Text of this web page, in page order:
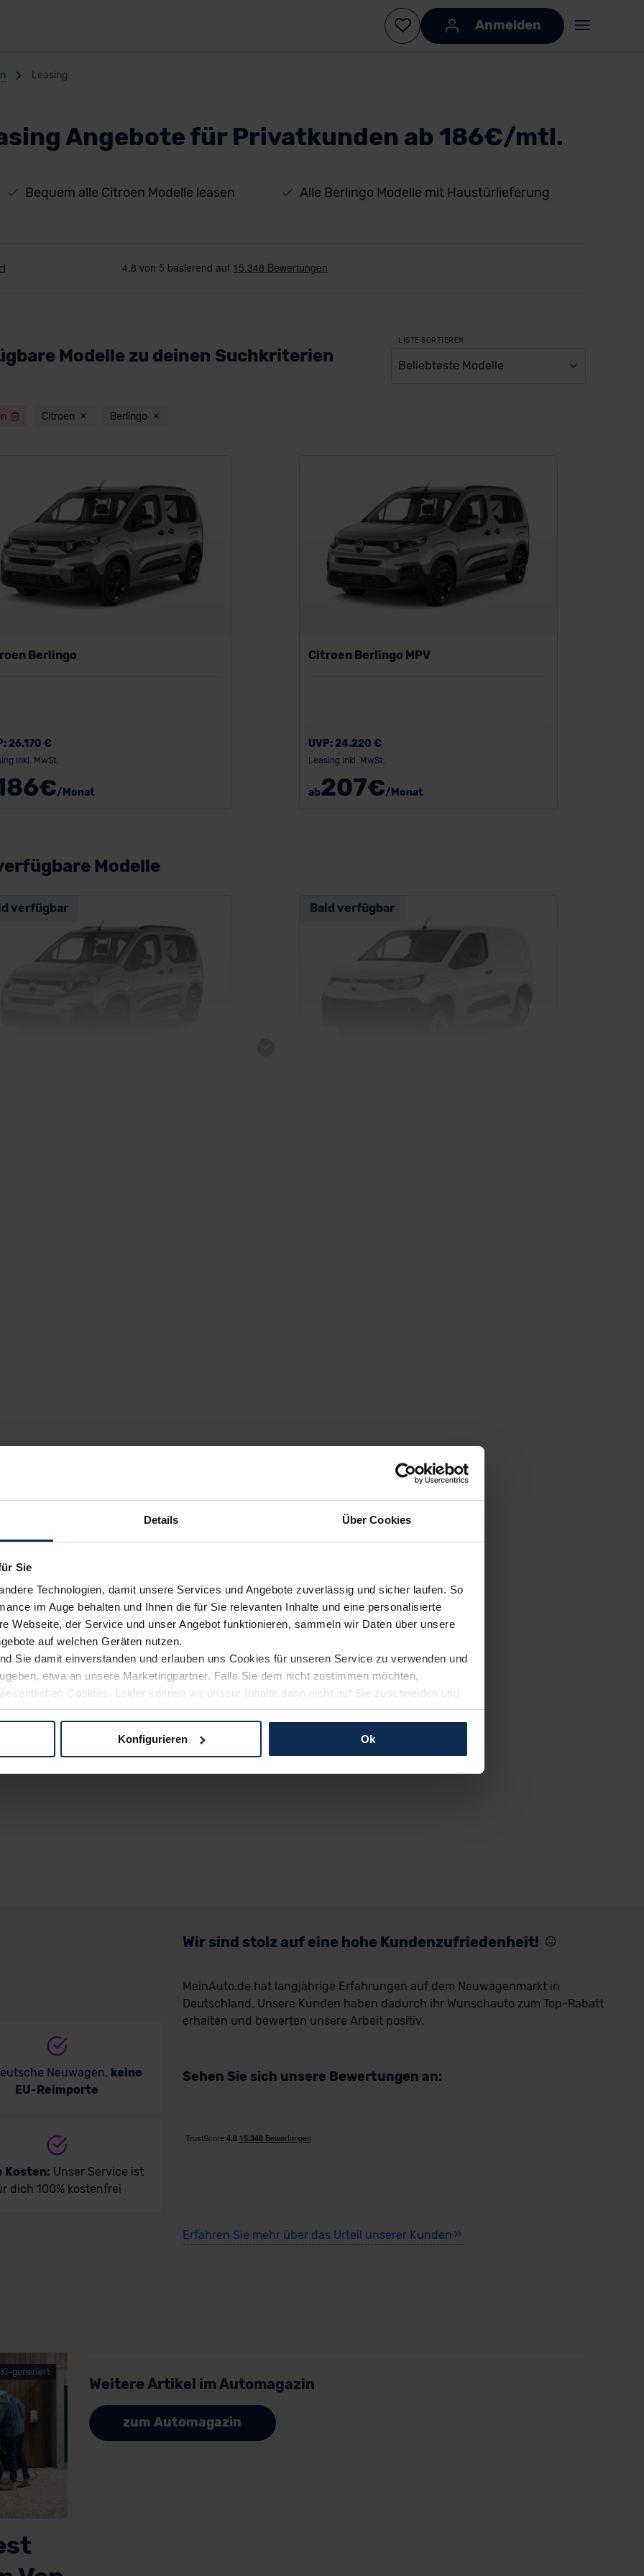
Details Über Cookies
Sie
Technologien, damit unsere Services und Angebote zuverlässig und sicher laufen. So
im Auge behalten und Ihnen die für Sie relevanten Inhalte und eine personalisierte
Webseite, der Service und unser Angebot funktionieren, sammeln wir Daten über unsere
auf welchen Geräten nutzen.
Sie damit einverstanden und erlauben uns Cookies für unseren Service zu verwenden und
etwa an unsere Marketingpartner. Falls Sie dem nicht zustimmen möchten,
Cookies. Leider können wir unsere Inhalte dann nicht auf Sie zuschneiden und
Weg zu Ihrem Neuwagen unterstützen. Sie können die Einstellungen jederzeit anpassen
Konfigurieren Ok
Anmelden
Leasing
Angebote für Privatkunden ab 186€/mtl.
Bequem alle Citroen Modelle leasen Alle Berlingo Modelle mit Haustürlieferung
Modelle zu deinen Suchkriterien
LISTE SORTIEREN
Beliebteste Modelle
Citroen Berlingo
Berlingo
26.170 €
inkl. MwSt.
€/Monat
Citroen Berlingo MPV
UVP:24.220 €
Leasing inkl. MwSt.
ab207€/Monat
Modelle
verfügbar Bald verfügbar
Neuwagen, keine
EU-Reimporte
Kosten: Unser Service ist
dich 100% kostenfrei
Wir sind stolz auf eine hohe Kundenzufriedenheit!
MeinAuto.de hat langjährige Erfahrungen auf dem Neuwagenmarkt in
Deutschland. Unsere Kunden haben dadurch ihr Wunschauto zum Top-Rabatt
erhalten und bewerten unsere Arbeit positiv.
Sehen Sie sich unsere Bewertungen an:
Erfahren Sie mehr über das Urteil unserer Kunden
KI-generiert
Weitere Artikel im Automagazin
zum Automagazin